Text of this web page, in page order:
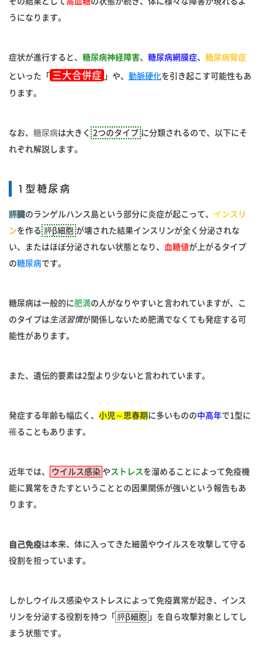
うになります。
症状が進行すると、 糖尿病神経障害、 糖尿病網膜症、 糖尿病腎症
といった「 三大合併症 」や、 動脈硬化を引き起こす可能性もあ
ります。
なお、 糖尿病は大きく 2つのタイプ に分類されるので、以下にそ
れぞれ解説します。
1型糖尿病
膵臓のランゲルハンス島という部分に炎症が起こって、 インスリ
ンを作る 膵β細胞 が壊された結果インスリンが全く分泌されな
い、またはほぼ分泌されない状態となり、
血糖値が上がるタイプ
の糖尿病です。
糖尿病は一般的に肥満の人がなりやすいと言われていますが、こ
のタイプは 生活習慣が関係しないため肥満でなくても発症する可
能性があります。
また、遺伝的要素は2型より少ないと言われています。
発症する年齢も幅広く、 小児～思春期 に多いものの中高年で1型に
罹ることもあります。
近年では、 ウイルス感染 や ストレス を溜めることによって免疫機
能に異常をきたすということとの因果関係が強いという報告もあ
ります。
自己免疫は本来、体に入ってきた細菌やウイルスを攻撃して守る
役割を担っています。
しかしウイルス感染やストレスによって免疫異常が起き、インス
リンを分泌する役割を持つ「 膵β細胞 」を自ら攻撃対象としてし
まう状態です。